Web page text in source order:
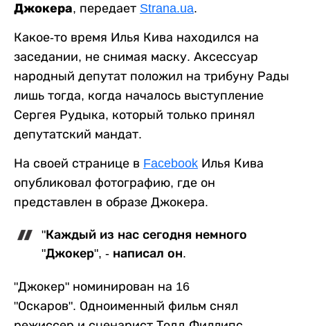
Джокера, передает Strana.ua.
Какое-то время Илья Кива находился на
заседании, не снимая маску. Аксессуар
народный депутат положил на трибуну Рады
лишь тогда, когда началось выступление
Сергея Рудыка, который только принял
депутатский мандат.
На своей странице в Facebook Илья Кива
опубликовал фотографию, где он
представлен в образе Джокера.
"Каждый из нас сегодня немного
"Джокер", - написал он.
"Джокер" номинирован на 16
"Оскаров". Одноименный фильм снял